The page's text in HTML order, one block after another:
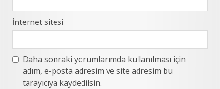
İnternet sitesi
Daha sonraki yorumlarımda kullanılması için
adım, e-posta adresim ve site adresim bu
tarayıcıya kaydedilsin.